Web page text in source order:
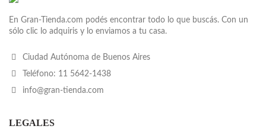
En Gran-Tienda.com podés encontrar todo lo que buscás. Con un
sólo clic lo adquiris y lo enviamos a tu casa.
Ciudad Autónoma de Buenos Aires
Teléfono: 11 5642-1438
info@gran-tienda.com
LEGALES